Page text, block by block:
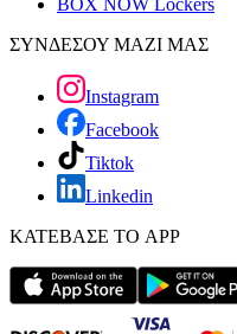
BOX NOW Lockers
ΣΥΝΔΕΣΟΥ ΜΑΖΙ ΜΑΣ
Instagram
Facebook
Tiktok
Linkedin
ΚΑΤΕΒΑΣΕ ΤΟ APP